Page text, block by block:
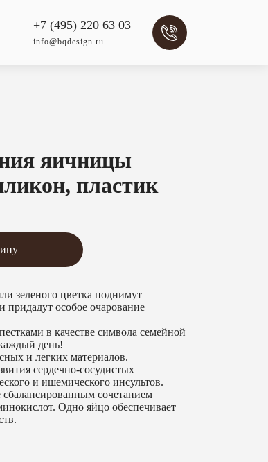
+7 (495) 220 63 03
info@bqdesign.ru
яичницы
пластик
зеленого цветка поднимут
придадут особое очарование
в качестве символа семейной
день!
и легких материалов.
сердечно-сосудистых
и ишемического инсультов.
сочетанием
Одно яйцо обеспечивает